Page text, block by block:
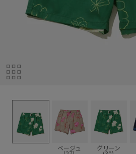
ベージュ グリーン